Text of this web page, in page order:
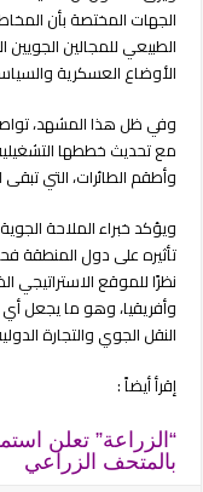
الجهات المختصة بأن
الطبيعي للمجالين
الأوضاع العسكرية
وفي ظل هذا المشهد،
مع تحديث خططها
وأطقم الطائرات، التي
ويؤكد خبراء الملاحة
تأثيره على دول المنطقة
نظرًا للموقع الاستراتيجي
وأفريقيا، وهو ما يجعل
النقل الجوي والتجارة
إقرأ أيضاً :
“الزراعة” تعلن
بالمتحف الزراعي